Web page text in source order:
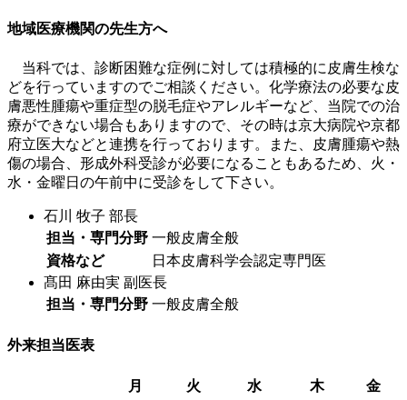
地域医療機関の先生方へ
当科では、診断困難な症例に対しては積極的に皮膚生検な
どを行っていますのでご相談ください。化学療法の必要な皮
膚悪性腫瘍や重症型の脱毛症やアレルギーなど、当院での治
療ができない場合もありますので、その時は京大病院や京都
府立医大などと連携を行っております。また、皮膚腫瘍や熱
傷の場合、形成外科受診が必要になることもあるため、火・
水・金曜日の午前中に受診をして下さい。
石川 牧子 部長
担当・専門分野 一般皮膚全般
資格など
日本皮膚科学会認定専門医
髙田 麻由実 副医長
担当・専門分野 一般皮膚全般
外来担当医表
月 火 水 木 金